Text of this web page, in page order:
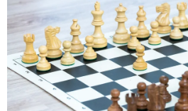
SCHACH-ANTIQUITÄTENLADEN
SCHACH ONLINE
SCHACH-MERCH